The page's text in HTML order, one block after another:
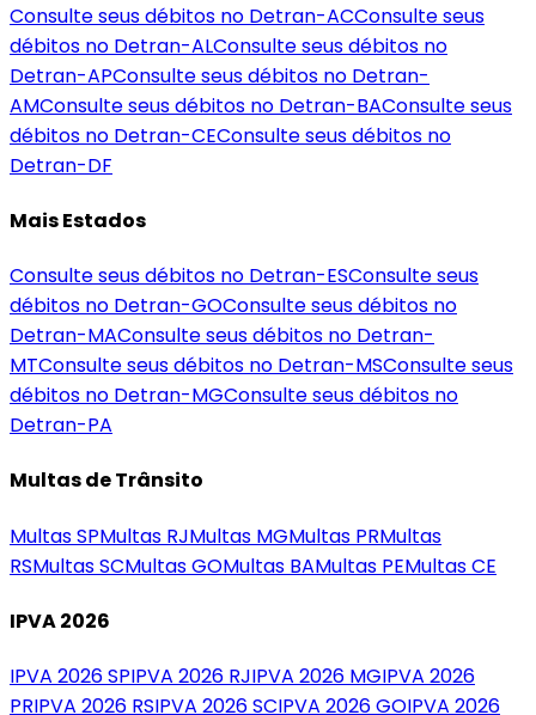
Consulte seus débitos no Detran-ACConsulte seus
débitos no Detran-ALConsulte seus débitos no
Detran-APConsulte seus débitos no Detran-
AMConsulte seus débitos no Detran-BAConsulte seus
débitos no Detran-CEConsulte seus débitos no
Detran-DF
Mais Estados
Consulte seus débitos no Detran-ESConsulte seus
débitos no Detran-GOConsulte seus débitos no
Detran-MAConsulte seus débitos no Detran-
MTConsulte seus débitos no Detran-MSConsulte seus
débitos no Detran-MGConsulte seus débitos no
Detran-PA
Multas de Trânsito
MultasSPMultas RJMultas MGMultas PRMultas
RSMultasSCMultasGOMultas BAMultas PEMultasCE
IPVA 2026
IPVA 2026SPIPVA 2026 RJIPVA 2026 MGIPVA 2026
PRIPVA 2026 RSIPVA 2026SCIPVA 2026GOIPVA 2026